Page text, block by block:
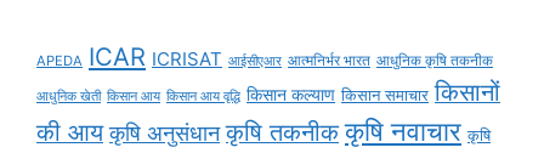
APEDA ICAR ICRISAT आईसीएआर आत्मनिर्भर भारत आधुनिक कृषि तकनीक
आधुनिक खेती किसान आय किसान आय वृद्धि किसान कल्याण किसान समाचार किसानों
की आय कृषि अनुसंधान कृषि तकनीक कृषि नवाचार कृषि